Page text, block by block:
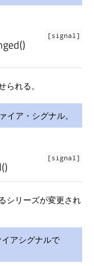
[signal]
()
れる。
イア・シグナル。
[signal]
()
シリーズが変更され
アシグナルで